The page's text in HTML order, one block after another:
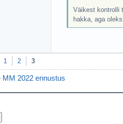
Väikest kontrolli
hakka, aga
1 2 3
MM 2022 ennustus